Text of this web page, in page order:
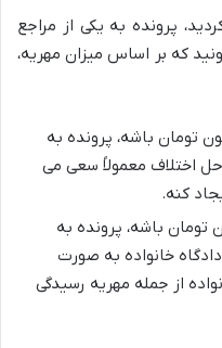
پرونده به یکی از مراجع
که بر اساس میزان مهریه،
مهریه شما تا ۲۰ میلیون تومان باشه، پرونده به
اختلاف معمولاً سعی می
کنه.
بالای ۲۰ میلیون تومان باشه، پرونده به
خانواده به صورت
از جمله مهریه رسیدگی